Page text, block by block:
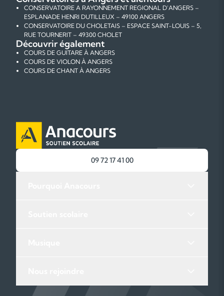
CONSERVATOIRE A RAYONNEMENT REGIONAL D'ANGERS –
ESPLANADE HENRI DUTILLEUX – 49100 ANGERS
CONSERVATOIRE DU CHOLETAIS – ESPACE SAINT-LOUIS – 5,
RUE TOURNERIT – 49300 CHOLET
Découvrir également
COURS DE GUITARE À ANGERS
COURS DE VIOLON À ANGERS
COURS DE CHANT À ANGERS
09 72 17 41 00